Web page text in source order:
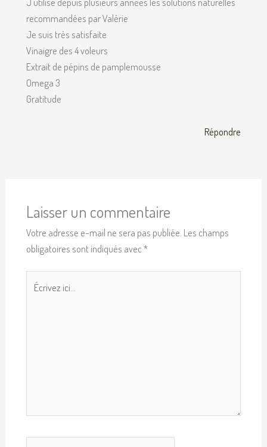
recommandées par Valérie
Je suis très satisfaite
Vinaigre des 4 voleurs
Extrait de pépins de pamplemousse
Omega 3
Gratitude
Répondre
Laisser un commentaire
Votre adresse e-mail ne sera pas publiée. Les champs
obligatoires sont indiqués avec*
Écrivez
ici…